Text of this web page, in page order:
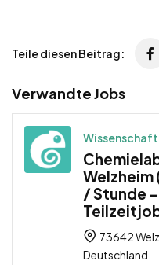
Teile diesen Beitrag:
Verwandte Jobs
/ Stunde
73642
Deutschland